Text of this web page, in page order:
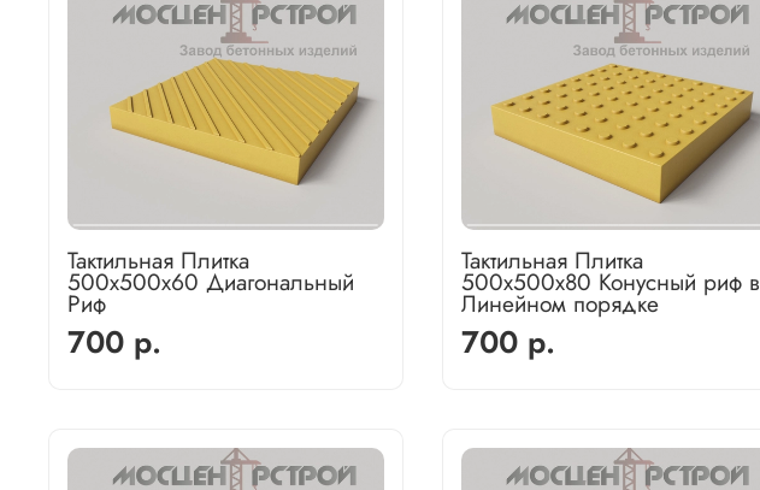
Тактильная Плитка
500х500х60 Диагональный
Риф
700 р.
Тактильная Плитка
500х500х80 Конусный риф в
Линейном порядке
700 р.